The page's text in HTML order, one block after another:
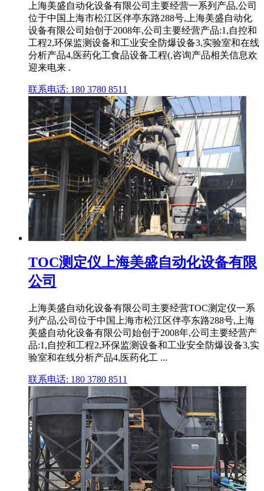
上海美盛自动化设备有限公司主要经营一系列产品,公司
位于中国上海市松江区伴亭东路288号,上海美盛自动化
设备有限公司始创于2008年,公司主要经营产品:1,自控和
工程2,环保监测设备和工业安全防爆设备3,实验室和在线
分析产品4,医药化工食品设备工程(,咨询产品相关信息欢
迎来电来 .
联系电话: 180 3780 8511
TOC测定仪上海美盛自动化设备有限
公司
上海美盛自动化设备有限公司主要经营TOC测定仪一系
列产品,公司位于中国上海市松江区伴亭东路288号,上海
美盛自动化设备有限公司始创于2008年,公司主要经营产
品:1,自控和工程2,环保监测设备和工业安全防爆设备3,实
验室和在线分析产品4,医药化工 ...
联系电话: 180 3780 8511